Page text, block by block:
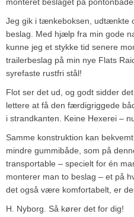
Jeg gik i tænkeboksen, udtænkte
beslag. Med hjælp fra min gode
kunne jeg et stykke tid senere
trailerbeslag på min nye Flats
syrefaste rustfri stål!
Flot ser det ud, og godt sidder
lettere at få den færdigriggede
i strandkanten. Keine Hexerei –
Samme konstruktion kan
mindre gummibåde, som på
transportable – specielt for én
monterer man to beslag – et på
det også være komfortabelt, er
H. Nyborg. Så kører det for dig!